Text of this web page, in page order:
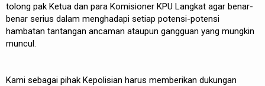
tolong pak Ketua dan para Komisioner KPU Langkat agar benar-
benar serius dalam menghadapi setiap potensi-potensi
hambatan tantangan ancaman ataupun gangguan yang mungkin
muncul.
Kami sebagai pihak Kepolisian harus memberikan dukungan